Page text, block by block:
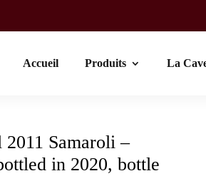
Accueil Produits La
Samaroli –
in 2020, bottle